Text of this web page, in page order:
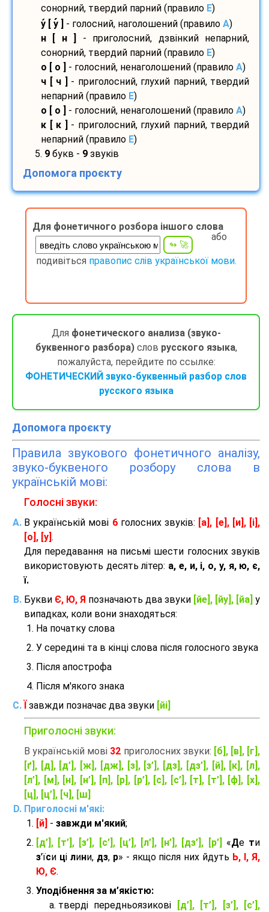
сонорний, твердий парний (правило E)
у [ у - голосний, наголошений (правило A)
н [ н ]
- приголосний, дзвінкий непарний,
сонорний, твердий парний (правило E)
о [ о ]
- голосний, ненаголошений (правило A)
ч [ ч ]
- приголосний, глухий парний, твердий
непарний (правило E)
о [ о ]
- голосний, ненаголошений (правило A)
к [ к ]
- приголосний, глухий парний, твердий
непарний (правило E)
5. 9 букв - 9 звуків
Допомога проєкту
Для фонетичного розбора іншого слова
або
подивіться правопис слів української мови.
Для фонетического анализа (звуко-
буквенного разбора)слов русского языка,
пожалуйста, перейдите по ссылке:
ФОНЕТИЧЕСКИЙ звуко-буквенный разбор слов
русского языка
Допомога проєкту
Правила звукового фонетичного аналізу,
звуко-буквеного розбору слова в
українській мові:
Голосні звуки:
В українській мові 6голосних звуків:
[а], [е], [и], [і],
[о], [у] .
Для передавання на письмі шести голосних звуків
використовують десять літер: а, е, и, і, о, у, я, ю, є,
ї.
Букви Є, Ю, Я позначають два звуки [йе], [йу], [йа] у
випадках, коли вони знаходяться:
На початку слова
У середині та в кінці слова після голосного звука
Після апострофа
Після м'якого знака
завжди позначає два звуки [йі]
Приголосні звуки:
В українській мові 32 приголосних звуки: [б], [в], [г],
[ґ], [д], [д’], [ж], [дж], [з], [з’], [дз], [дз’], [й], [к], [л],
[л’], [м], [н], [н’], [п], [р], [р’], [с], [с’], [т], [т’], [ф], [х],
[ц], [ц’], [ч], [ш]
Приголосні м'які:
[й] - завжди м'який;
[д’], [т’], [з’], [с’], [ц’], [л’], [н’], [дз’], [р’]
«Де ти
з'їси ці лини, дз, р» - якщо після них йдуть Ь, І, Я,
Ю, Є.
Уподібнення за м’якістю:
тверді передньоязикові
[д’], [т’], [з’], [с’],